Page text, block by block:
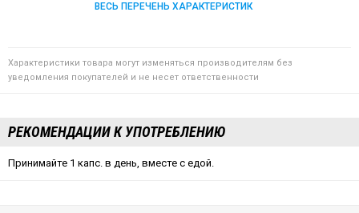
ВЕСЬ ПЕРЕЧЕНЬ ХАРАКТЕРИСТИК
Характеристики товара могут изменяться производителям без
уведомления покупателей и не несет ответственности
РЕКОМЕНДАЦИИ К УПОТРЕБЛЕНИЮ
Принимайте 1 капс. в день, вместе с едой.